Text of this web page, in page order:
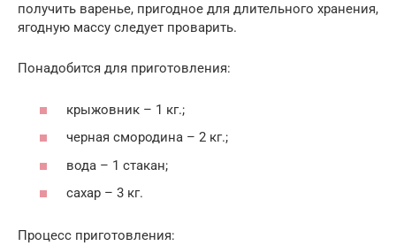
получить варенье, пригодное для длительного хранения,
ягодную массу следует проварить.
Понадобится для приготовления:
крыжовник – 1 кг.;
черная смородина – 2 кг.;
вода – 1 стакан;
сахар – 3 кг.
Процесс приготовления: